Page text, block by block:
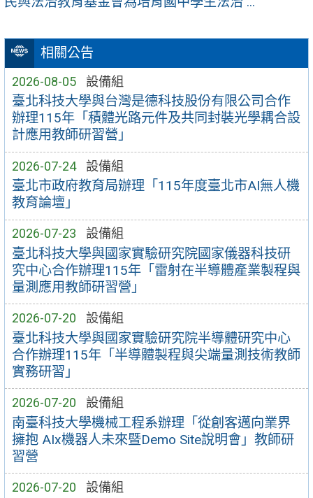
相關公告
2026-08-05 設備組
臺北科技大學與台灣是德科技股份有限公司合作
辦理115年「積體光路元件及共同封裝光學耦合設
計應用教師研習營」
2026-07-24 設備組
臺北市政府教育局辦理「115年度臺北市AI無人機
教育論壇」
2026-07-23 設備組
臺北科技大學與國家實驗研究院國家儀器科技研
究中心合作辦理115年「雷射在半導體產業製程與
量測應用教師研習營」
2026-07-20 設備組
臺北科技大學與國家實驗研究院半導體研究中心
合作辦理115年「半導體製程與尖端量測技術教師
實務研習」
2026-07-20 設備組
南臺科技大學機械工程系辦理「從創客邁向業界
擁抱 AIx機器人未來暨Demo Site說明會」教師研
習營
2026-07-20 設備組